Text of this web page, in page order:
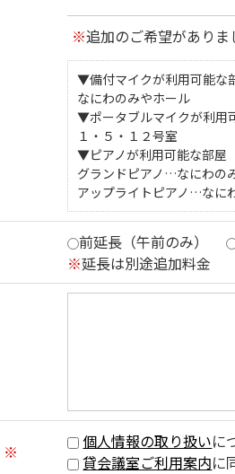
※追加のご希望がありま
▼備付マイクが利用可能な
なにわのみやホール
▼ポータブルマイクが利用
１・５・１２号室
▼ピアノが利用可能な部屋
グランドピアノ…なにわの
アップライトピアノ…なに
前延長（午前のみ）
※延長は別途追加料金
※ 個人情報の取り扱いに
貸会議室ご利用案内に